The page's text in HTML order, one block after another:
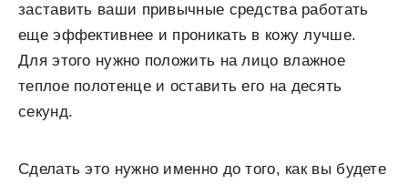
заставить ваши привычные средства работать
еще эффективнее и проникать в кожу лучше.
Для этого нужно положить на лицо влажное
теплое полотенце и оставить его на десять
секунд.
Сделать это нужно именно до того, как вы будете